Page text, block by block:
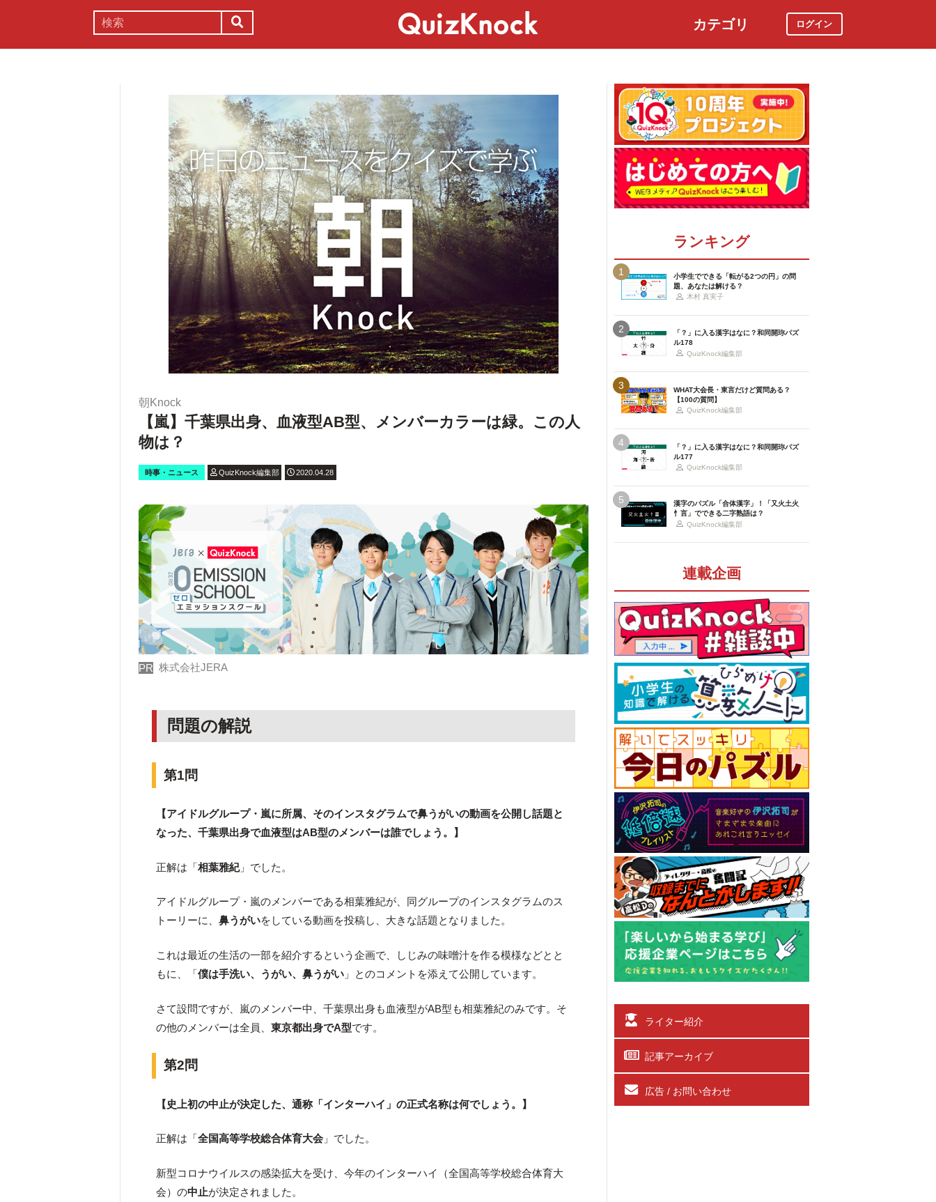
カテゴリ ログイン
朝Knock
【嵐】千葉県出身、血液型AB型、メンバーカラーは緑。この人
物は？
時事・ニュース QuizKnock編集部 2020.04.28
PR 株式会社JERA
問題の解説
第1問
【アイドルグループ・嵐に所属、そのインスタグラムで鼻うがいの動画を公開し話題と
なった、千葉県出身で血液型はAB型のメンバーは誰でしょう。】
正解は「相葉雅紀」でした。
アイドルグループ・嵐のメンバーである相葉雅紀が、同グループのインスタグラムのス
トーリーに、鼻うがいをしている動画を投稿し、大きな話題となりました。
これは最近の生活の一部を紹介するという企画で、しじみの味噌汁を作る模様などとと
もに、「僕は手洗い、うがい、鼻うがい 」とのコメントを添えて公開しています。
さて設問ですが、嵐のメンバー中、千葉県出身も血液型がAB型も相葉雅紀のみです。そ
の他のメンバーは全員、東京都出身でA型です。
第2問
【史上初の中止が決定した、通称「インターハイ」の正式名称は何でしょう。】
正解は「全国高等学校総合体育大会 」でした。
新型コロナウイルスの感染拡大を受け、今年のインターハイ（全国高等学校総合体育大
会）の中止が決定されました。
ランキング
1
小学生でできる「転がる2つの円」の問
題、あなたは解ける？
木村 真実子
2
「？」に入る漢字はなに？和同開珎パズ
ル178
QuizKnock編集部
3
WHAT大会長・東言だけど質問ある？
【100の質問】
QuizKnock編集部
4
「？」に入る漢字はなに？和同開珎パズ
ル177
QuizKnock編集部
5
漢字のパズル「合体漢字」！「又火土火
忄言」でできる二字熟語は？
QuizKnock編集部
連載企画
ライター紹介
記事アーカイブ
広告 / お問い合わせ